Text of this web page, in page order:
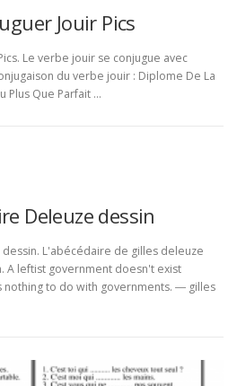
Jouir Pics
Le verbe jouir se conjugue avec
du verbe jouir : Diplome De La
Plus Que Parfait …
Deleuze dessin
L'abécédaire de gilles deleuze
A leftist government doesn't exist
nothing to do with governments. ― gilles